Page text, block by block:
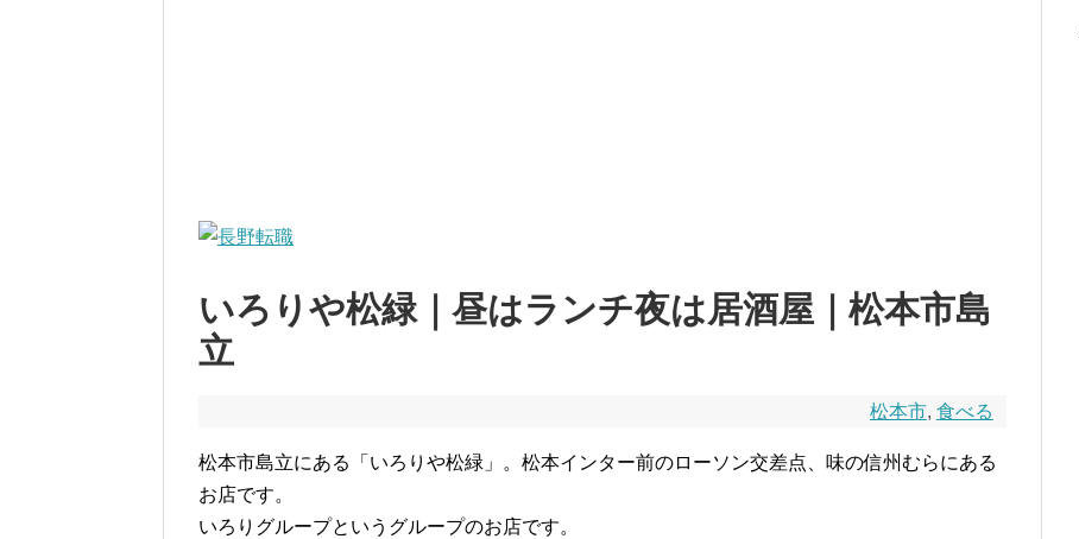
いろりや松緑｜昼はランチ夜は居酒屋｜松本市島
立
松本市, 食べる
松本市島立にある「いろりや松緑」。松本インター前のローソン交差点、味の信州むらにある
お店です。
いろりグループというグループのお店です。